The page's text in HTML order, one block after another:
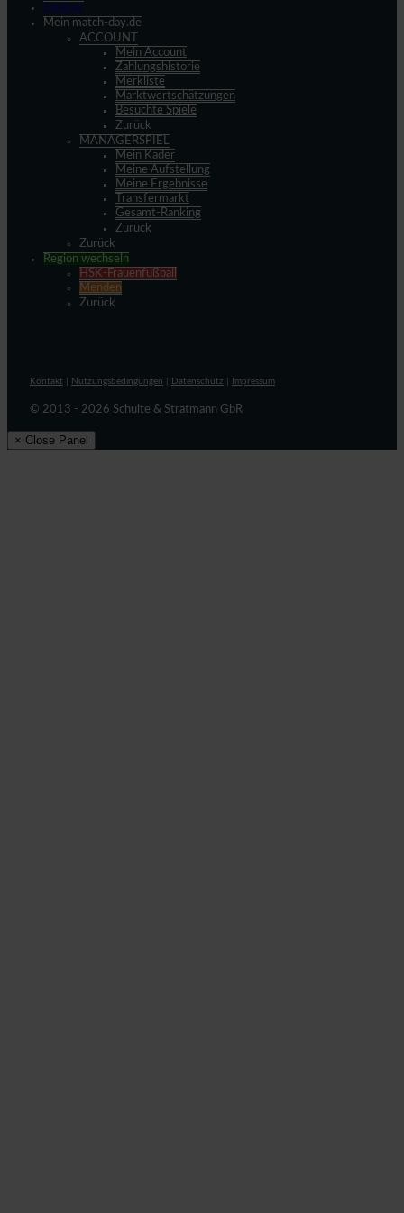
Spieltag
Mein match-day.de
ACCOUNT
Mein Account
Zahlungshistorie
Merkliste
Marktwertschätzungen
Besuchte Spiele
Zurück
MANAGERSPIEL
Mein Kader
Meine Aufstellung
Meine Ergebnisse
Transfermarkt
Gesamt-Ranking
Zurück
Zurück
Region wechseln
HSK-Frauenfußball
Menden
Zurück
Kontakt Nutzungsbedingungen Datenschutz Impressum
© 2013 - 2026 Schulte & Stratmann GbR
× Close Panel